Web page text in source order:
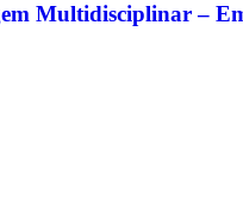
Multidisciplinar –